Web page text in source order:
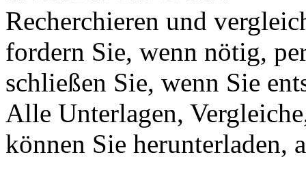
Recherchieren und
fordern Sie, wenn nötig,
schließen Sie, wenn Sie
Alle Unterlagen,
können Sie herunterladen,